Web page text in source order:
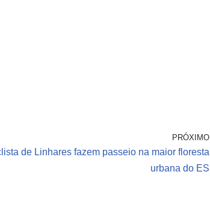
PRÓXIMO
de Linhares fazem passeio na maior floresta
urbana do ES